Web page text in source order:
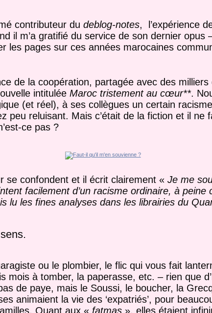
contributeur du deblog-notes, l’expérience
il m’a gratifié du service de son dernier opus
les pages sur ces années marocaines
de la coopération, partagée avec des milliers
intitulée Maroc tristement au cœur**.
(et réel), à ses collègues un certain
peu reluisant. Mais c’était de la fiction et il ne
ce pas ?
se confondent et il écrit clairement « Je me
facilement d’un racisme ordinaire, à peine
lu les fines analyses dans les librairies du
ou le plombier, le flic qui vous fait
mois à tomber, la paperasse, etc. – rien que
de paye, mais le Soussi, le boucher, la
animaient la vie des ‘expatriés’, pour
Quant aux « fatmas», elles étaient